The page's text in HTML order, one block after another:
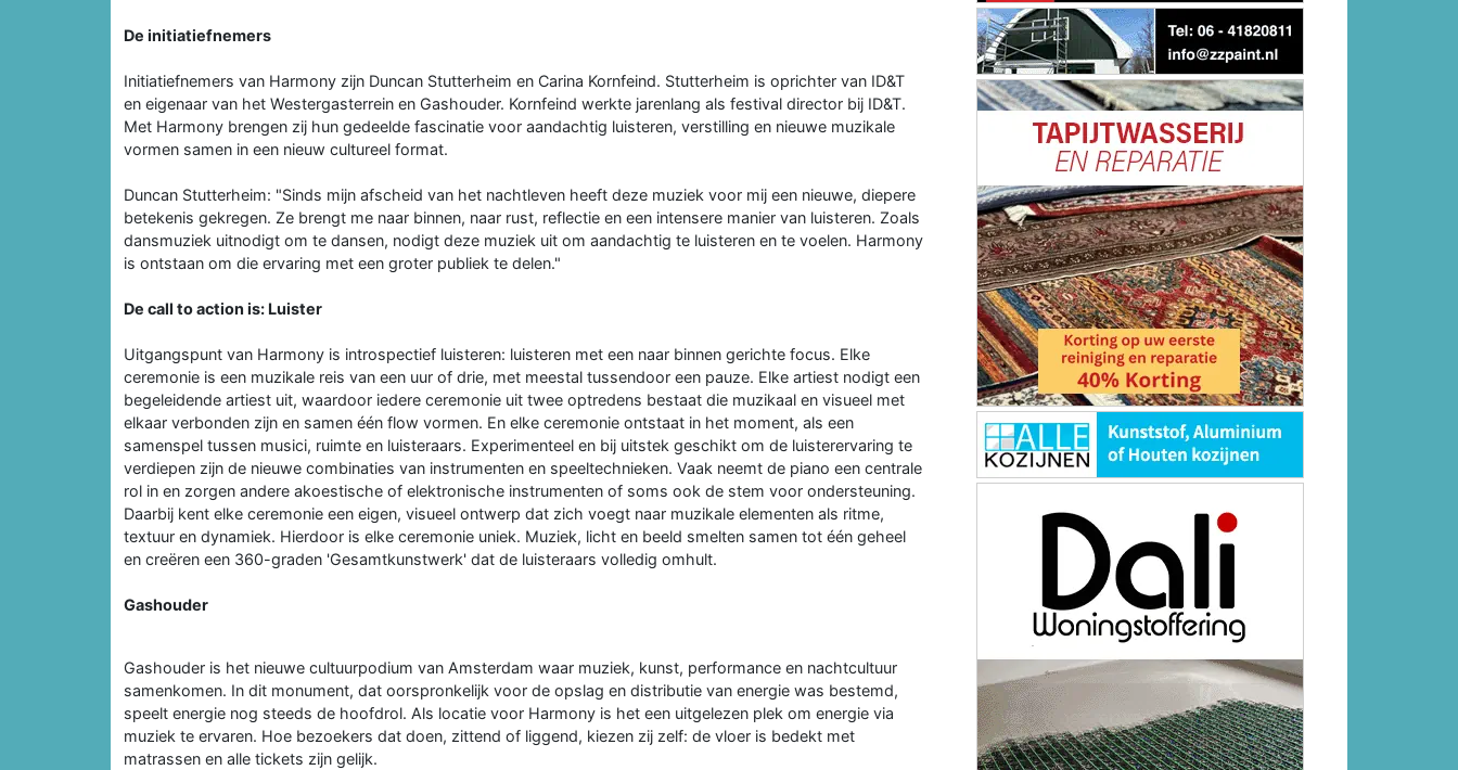
De initiatiefnemers
Initiatiefnemers van Harmony zijn Duncan Stutterheim en Carina Kornfeind. Stutterheim is oprichter van ID&T
en eigenaar van het Westergasterrein en Gashouder. Kornfeind werkte jarenlang als festival director bij ID&T.
Met Harmony brengen zij hun gedeelde fascinatie voor aandachtig luisteren, verstilling en nieuwe muzikale
vormen samen in een nieuw cultureel format.
Duncan Stutterheim: "Sinds mijn afscheid van het nachtleven heeft deze muziek voor mij een nieuwe, diepere
betekenis gekregen. Ze brengt me naar binnen, naar rust, reflectie en een intensere manier van luisteren. Zoals
dansmuziek uitnodigt om te dansen, nodigt deze muziek uit om aandachtig te luisteren en te voelen. Harmony
is ontstaan om die ervaring met een groter publiek te delen."
De call to action is: Luister
Uitgangspunt van Harmony is introspectief luisteren: luisteren met een naar binnen gerichte focus. Elke
ceremonie is een muzikale reis van een uur of drie, met meestal tussendoor een pauze. Elke artiest nodigt een
begeleidende artiest uit, waardoor iedere ceremonie uit twee optredens bestaat die muzikaal en visueel met
elkaar verbonden zijn en samen één flow vormen. En elke ceremonie ontstaat in het moment, als een
samenspel tussen musici, ruimte en luisteraars. Experimenteel en bij uitstek geschikt om de luisterervaring te
verdiepen zijn de nieuwe combinaties van instrumenten en speeltechnieken. Vaak neemt de piano een centrale
rol in en zorgen andere akoestische of elektronische instrumenten of soms ook de stem voor ondersteuning.
Daarbij kent elke ceremonie een eigen, visueel ontwerp dat zich voegt naar muzikale elementen als ritme,
textuur en dynamiek. Hierdoor is elke ceremonie uniek. Muziek, licht en beeld smelten samen tot één geheel
en creëren een 360-graden 'Gesamtkunstwerk' dat de luisteraars volledig omhult.
Gashouder
Gashouder is het nieuwe cultuurpodium van Amsterdam waar muziek, kunst, performance en nachtcultuur
samenkomen. In dit monument, dat oorspronkelijk voor de opslag en distributie van energie was bestemd,
speelt energie nog steeds de hoofdrol. Als locatie voor Harmony is het een uitgelezen plek om energie via
muziek te ervaren. Hoe bezoekers dat doen, zittend of liggend, kiezen zij zelf: de vloer is bedekt met
matrassen en alle tickets zijn gelijk.